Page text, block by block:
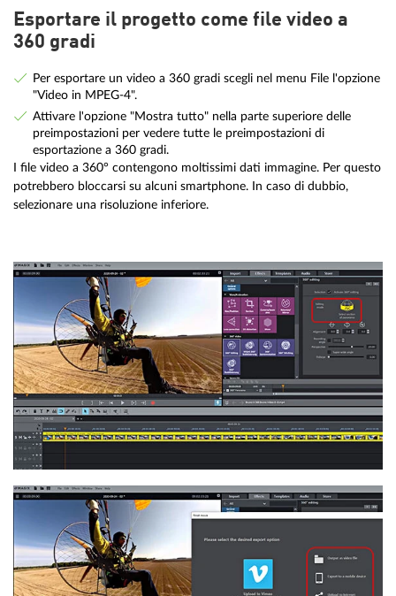
Esportare il progetto come file video a
360 gradi
Per esportare un video a 360 gradi scegli nel menu File l'opzione
"Video in MPEG-4".
Attivare l'opzione "Mostra tutto" nella parte superiore delle
preimpostazioni per vedere tutte le preimpostazioni di
esportazione a 360 gradi.
I file video a 360° contengono moltissimi dati immagine. Per questo
potrebbero bloccarsi su alcuni smartphone. In caso di dubbio,
selezionare una risoluzione inferiore.